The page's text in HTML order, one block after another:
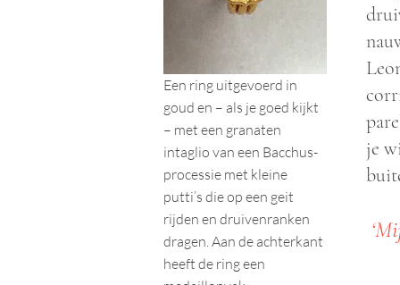
Een ring uitgevoerd in
goud en – als je goed kijkt
– met een granaten
intaglio van een Bacchus-
processie met kleine
putti’s die op een geit
rijden en druivenranken
dragen. Aan de achterkant
heeft de ring een
je